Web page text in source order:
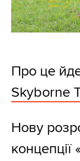
Про це
Skyborne
Нову